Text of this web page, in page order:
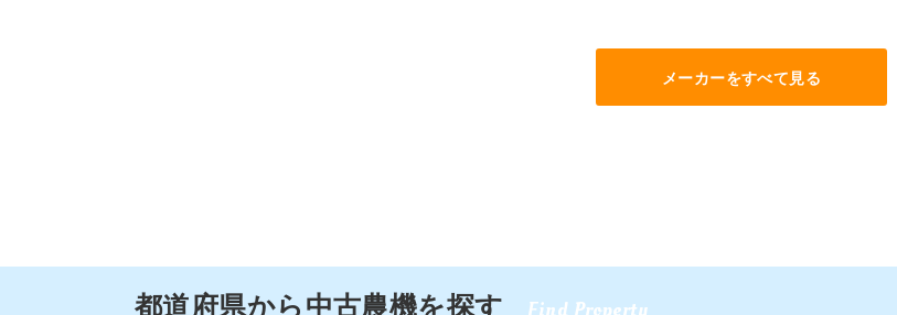
メーカーをすべて⾒る
都道府県から中古農機を探す